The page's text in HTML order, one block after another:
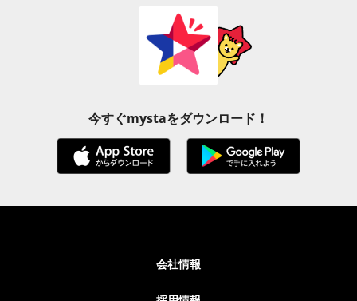
今すぐmystaをダウンロード！
会社情報